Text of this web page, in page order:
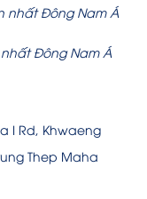
Đông Nam Á
I Rd, Khwaeng
Thep Maha